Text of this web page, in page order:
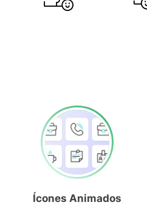
Ícones Animados